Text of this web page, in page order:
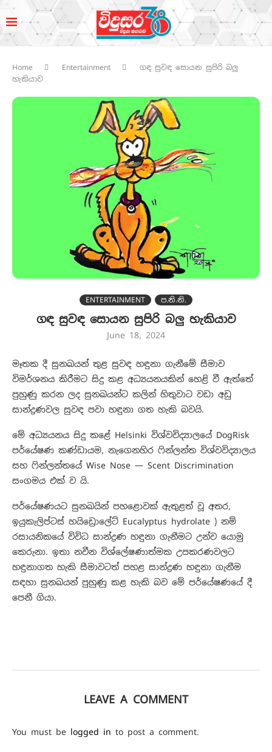
Home Entertainment
ගඳ සුවඳ සොයන සුපිරි බලු
හැකියාව
ENTERTAINMENT ප.නි.නි.
ගඳ සුවඳ සොයන සුපිරි බලු හැකියාව
June 18, 2024
මෑතක දී සුනඛයන් තුළ සුවඳ හඳුනා ගැනීමේ සීමාව
විමර්ශනය කිරීමට සිදු කළ අධ්‍යයනයකින් හෙළි වී ඇත්තේ
පුහුණු කරන ලද සුනඛයන්ට කලින් හිතුවාට වඩා අඩු
සාන්ද්‍රණවල සුවඳ පවා හඳුනා ගත හැකි බවයි.
මේ අධ්‍යයනය සිදු කළේ Helsinki විශ්වවිද්‍යාලයේ DogRisk
පර්යේෂණ කණ්ඩායම, නැගෙනහිර ෆින්ලන්ත විශ්වවිද්‍යාලය
සහ ෆින්ලන්තයේ Wise Nose — Scent Discrimination
සංගමය එක් ව යි.
පර්යේෂණයට සුනඛයින් පහළොවක් ඇතුළත් වූ අතර,
ඉයුකැලිප්ටස් හයිඩ්‍රොලේට් Eucalyptus hydrolate ) නම්
රසායනිකයේ විවිධ සාන්ද්‍රණ හඳුනා ගැනීමට උන්ව යොමු
කෙරුනා. ඉතා නවීන විශ්ලේෂණාත්මක උපකරණවලට
හඳුනාගත හැකි සීමාවටත් පහළ සාන්ද්‍රණ හඳුනා ගැනීම
සඳහා සුනඛයන් පුහුණු කළ හැකි බව මේ පර්යේෂණයේ දී
පෙනී ගියා.
LEAVE A COMMENT
You must be logged in to post a comment.